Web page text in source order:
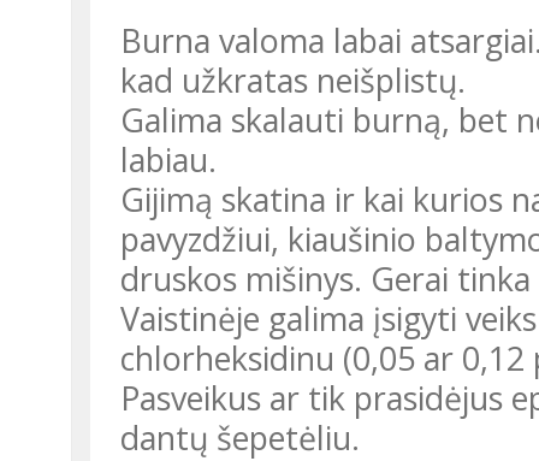
Burna valoma labai
kad užkratas neišplistų.
Galima skalauti burną, bet
labiau.
Gijimą skatina ir kai kurios
pavyzdžiui, kiaušinio
druskos mišinys. Gerai
Vaistinėje galima įsigyti
chlorheksidinu (0,05 ar 0,12
Pasveikus ar tik prasidėjus
dantų šepetėliu.